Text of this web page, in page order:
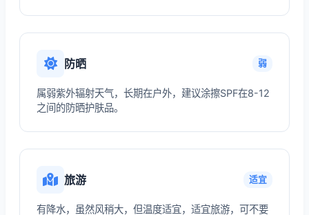
防晒 弱
属弱紫外辐射天气，长期在户外，建议涂擦SPF在8-12
之间的防晒护肤品。
旅游 适宜
有降水，虽然风稍大，但温度适宜，适宜旅游，可不要